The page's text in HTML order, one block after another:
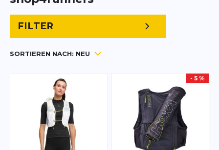
FILTER
SORTIEREN NACH: NEU
- 5 %